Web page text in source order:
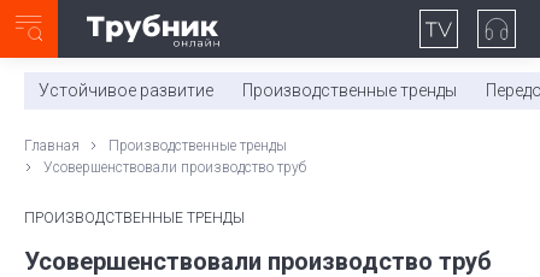
0:00/ 11:03
Устойчивое развитие Производственные тренды
Главная
Производственные тренды
Усовершенствовали производство труб
ПРОИЗВОДСТВЕННЫЕ ТРЕНДЫ
Усовершенствовали производство труб